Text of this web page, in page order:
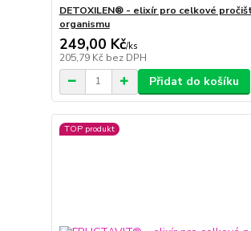
DETOXILEN® - elixír pro celkové
organismu
249,00 Kč/ks
205,79 Kč bez DPH
Přidat do košíku
TOP produkt